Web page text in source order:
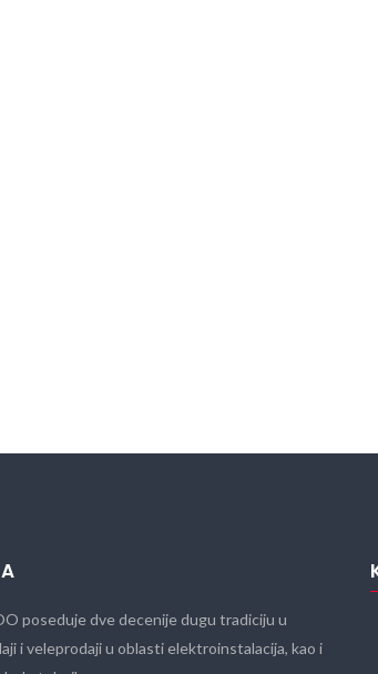
poseduje dve decenije dugu tradiciju u
i veleprodaji u oblasti elektroinstalacija, kao i